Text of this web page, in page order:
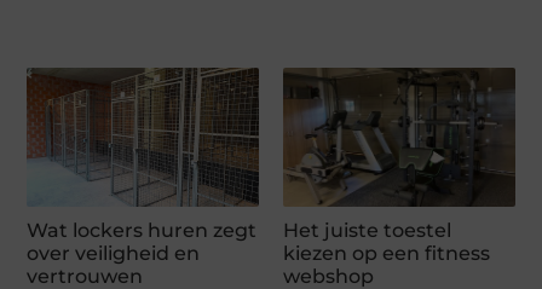
Wat lockers huren zegt
over veiligheid en
vertrouwen
Het juiste toestel
kiezen op een fitness
webshop